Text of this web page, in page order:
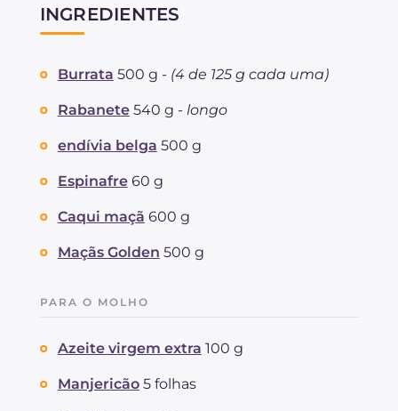
INGREDIENTES
Burrata 500 g - (4 de 125 g cada uma)
Rabanete 540 g - longo
endívia belga 500 g
Espinafre 60 g
Caqui maçã 600 g
Maçãs Golden 500 g
PARA O MOLHO
Azeite virgem extra 100 g
Manjericão 5 folhas